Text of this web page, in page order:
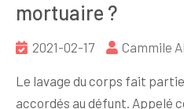
mortuaire ?
2021-02-17 Cammile
Le lavage du corps fait
accordés au défunt. Appelé